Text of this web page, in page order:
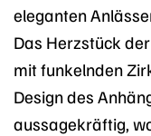
eleganten
Das Herzstück
mit funkelnden
Design des
aussagekräftig,